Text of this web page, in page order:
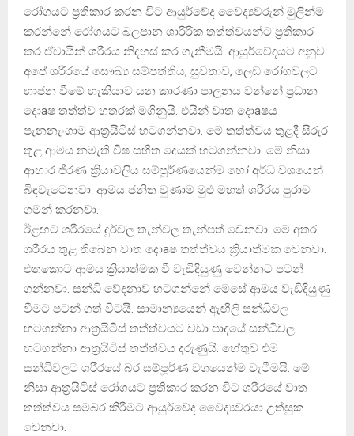
රෝගයට ප්‍රතිකාර කරන විට ආයුර්වේද වෛද්‍යවරුන් මුලින්ම
කරන්නේ රෝගයට බලපාන ශාරීරික තත්ත්වයන්ට ප්‍රතිකාර
කර ඒවායින් ශරීරය නිදහස්‌ කර ගැනීමයි. ආයුර්වේදයට අනුව
අපේ ශරීරයේ සෞඛ්‍ය සම්පත්තිය, සුවතාව, ලෙඩ රෝගවලට
භාජන වීමේ හැකියාව යන කාරණා පාලනය වන්නේ ප්‍රධාන
දොaෂ තත්ත්ව හතරක්‌ මගිනුයි. එයින් වාත දොaෂය
පැනනැංගාම ආත්‍රයිටිස්‌ හටගන්නවා. මේ තත්ත්වය තුළදී සිරුර
තුළ ආමය නමැති විෂ සහිත දෙයක්‌ හටගන්නවා. මේ නිසා
ආහාර ජීරණ ක්‍රියාවලිය සම්පූර්ණයෙන්ම හෝ අර්ධ වශයෙන්
බිඳවැටෙනවා. ආමය ජනිත වුණාම මුළු මහත් ශරීරය පුරාම
ගමන් කරනවා.
ඊළඟට ශරීරයේ දුර්වල තැන්වල තැන්පත් වෙනවා. මේ අතර
ශරීරය තුළ තිබෙන වාත දොaෂ තත්ත්වය ක්‍රියාත්මක වෙනවා.
එතකොට ආමය ක්‍රියාත්මක වී වැඩිදියුණු වෙන්නට පටන්
ගන්නවා. සන්ධි වේදනාව හටගන්නේ මෙසේ ආමය වැඩිදියුණු
වීමට පටන් ගත් විටයි. සාමාන්‍යයෙන් ඇඟිලි සන්ධිවල
හටගන්නා ආත්‍රයිටිස්‌ තත්ත්වයට වඩා පාදයේ සන්ධිවල
හටගන්නා ආත්‍රයිටිස්‌ තත්ත්වය දරුණුයි. හේතුව එම
සන්ධිවලට ශරීරයේ බර සම්පූර්ණ වශයෙන්ම වැටීමයි. මේ
නිසා ආත්‍රයිටිස්‌ රෝගයට ප්‍රතිකාර කරන විට ශරීරයේ වාත
තත්ත්වය සමබර කිරීමට ආයුර්වේද වෛද්‍යවරයා උත්සුක
වෙනවා.